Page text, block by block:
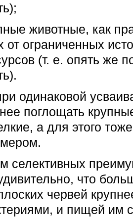
животные, как
от ограниченных
(т. е. опять же
одинаковой
поглощать
а для этого
селективных
что
червей
и пищей им